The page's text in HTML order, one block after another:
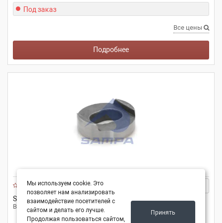
Под заказ
Все цены
Подробнее
SAMPA 070203
Втулка напровляющая SAMPA 070.203
Мы используем cookie. Это
позволяет нам анализировать
взаимодействие посетителей с
сайтом и делать его лучше.
Продолжая пользоваться сайтом,
Принять